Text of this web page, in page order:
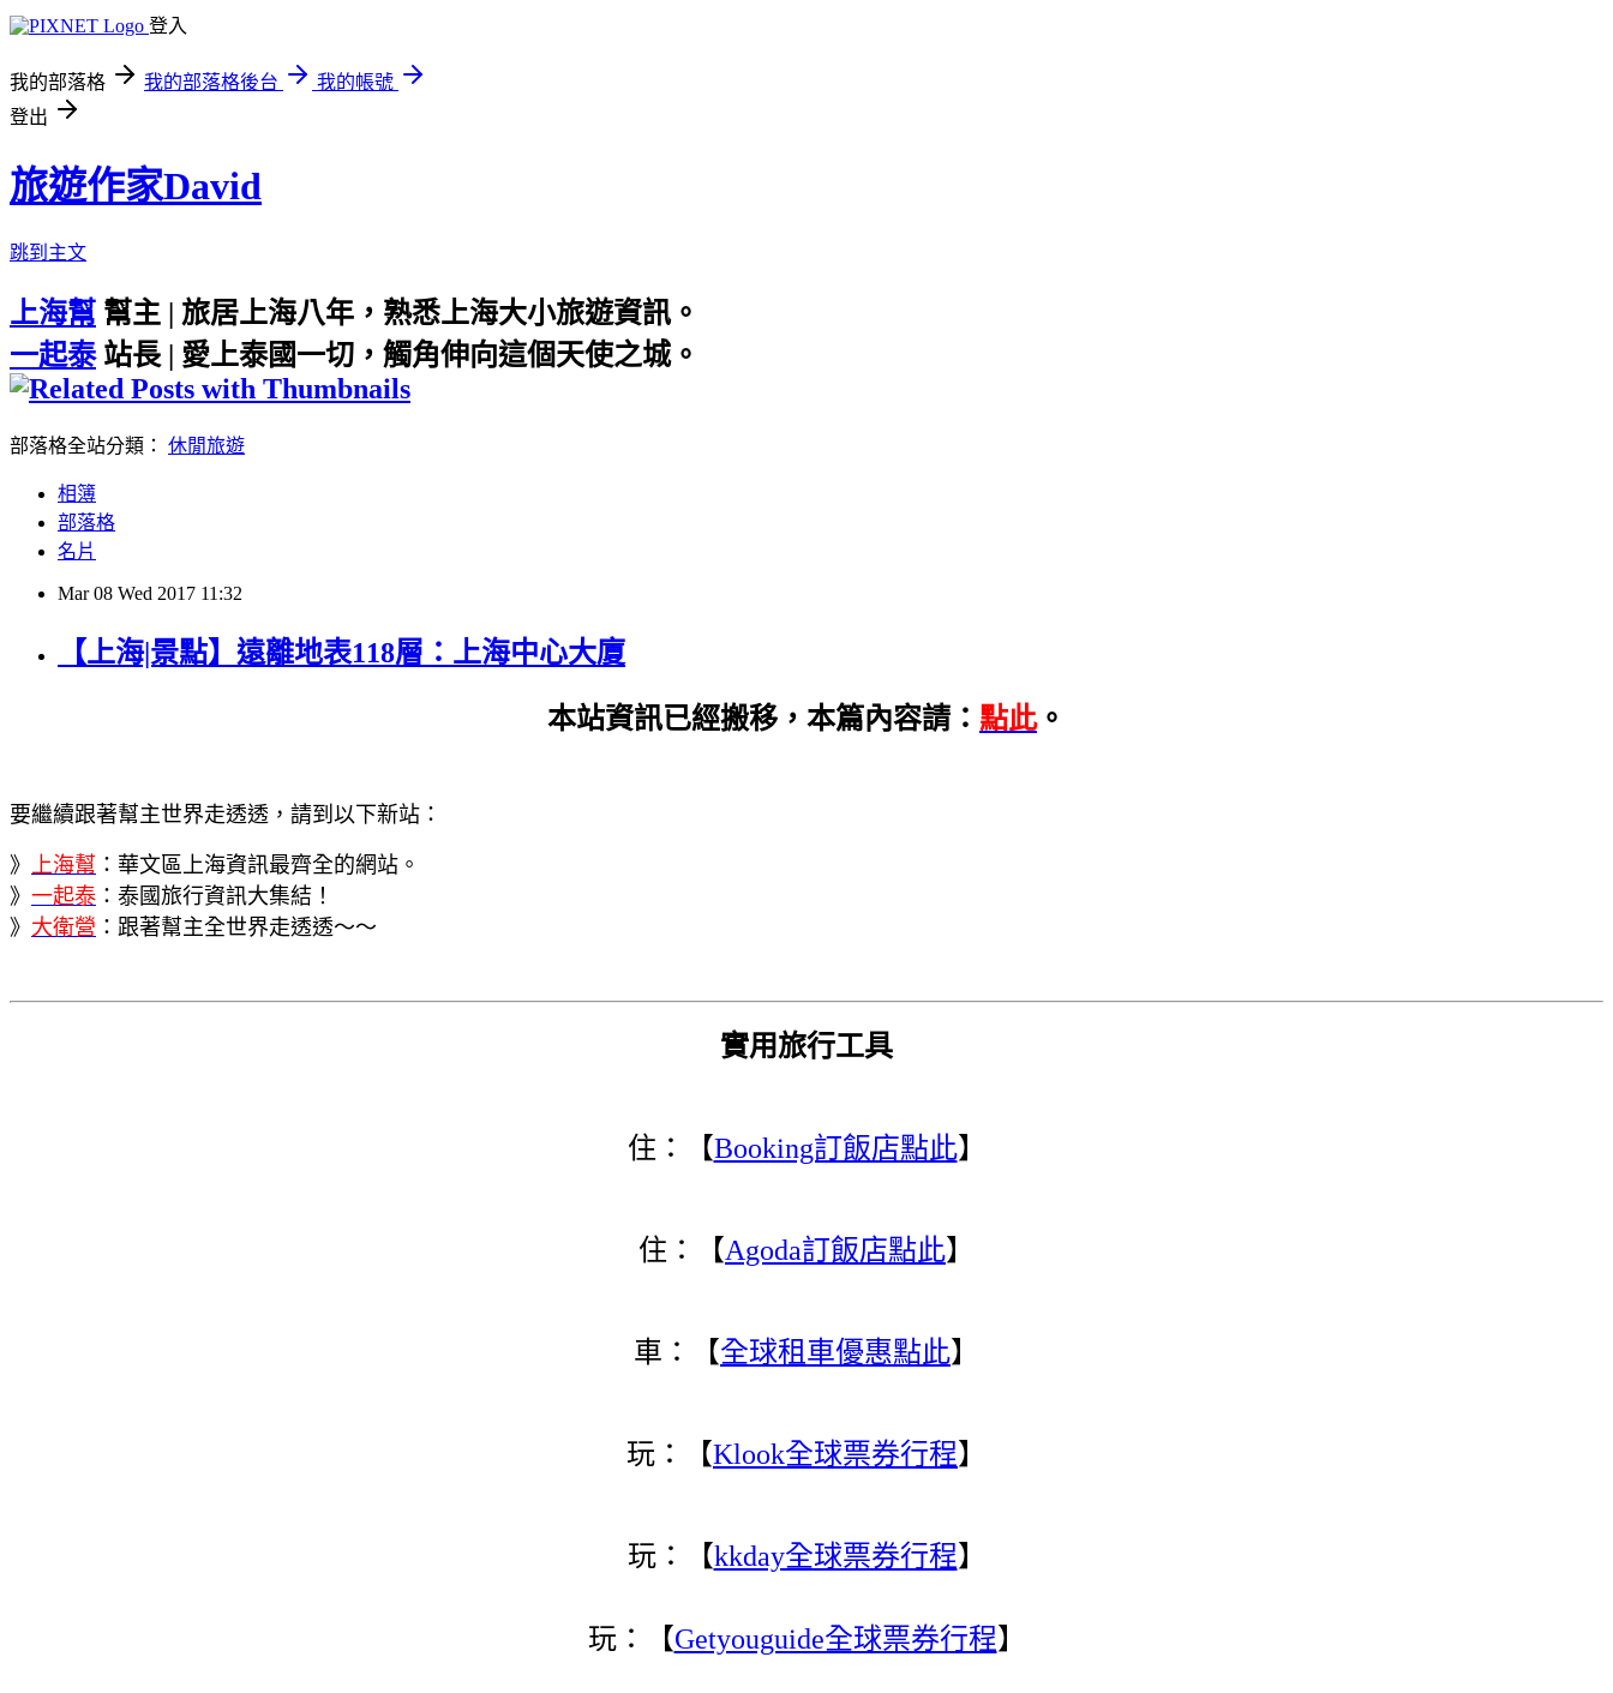
登入
我的部落格 我的部落格後台
我的帳號
登出
旅遊作家David
跳到主文
上海幫 幫主 | 旅居上海八年，熟悉上海大小旅遊資訊。
一起泰站長 | 愛上泰國一切，觸角伸向這個天使之城。
部落格全站分類： 休閒旅遊
相簿
部落格
名片
Mar 08 Wed 2017 11:32
【上海|景點】遠離地表118層：上海中心大廈
本站資訊已經搬移，本篇內容請： 點此。
要繼續跟著幫主世界走透透，請到以下新站：
》 上海幫 ：華文區上海資訊最齊全的網站。
》 一起泰 ：泰國旅行資訊大集結！
》 大衛營 ：跟著幫主全世界走透透～～
實用旅行工具
住：【Booking訂飯店點此】
住：【Agoda訂飯店點此】
車：【全球租車優惠點此】
玩：【Klook全球票券行程】
玩：【kkday全球票券行程】
玩：【Getyouguide全球票券行程】